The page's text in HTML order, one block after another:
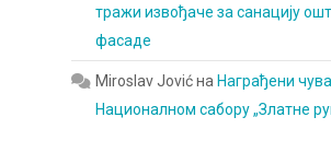
тражи извођаче за санацију
фасаде
Miroslav Jovićна Награђени
Националном сабору „Златне